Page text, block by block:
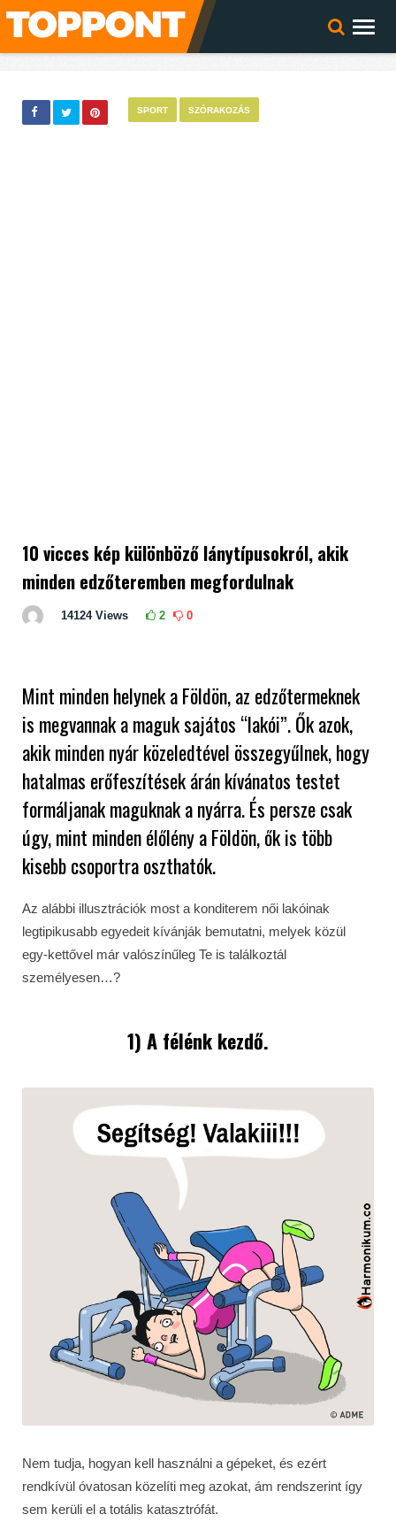
SPORT SZÓRAKOZÁS
10 vicces kép különböző lánytípusokról, akik
minden edzőteremben megfordulnak
14124 Views 2 0
Mint minden helynek a Földön, az edzőtermeknek
is megvannak a maguk sajátos “lakói”. Ők azok,
akik minden nyár közeledtével összegyűlnek, hogy
hatalmas erőfeszítések árán kívánatos testet
formáljanak maguknak a nyárra. És persze csak
úgy, mint minden élőlény a Földön, ők is több
kisebb csoportra oszthatók.
Az alábbi illusztrációk most a konditerem női lakóinak
legtipikusabb egyedeit kívánják bemutatni, melyek közül
egy-kettővel már valószínűleg Te is találkoztál
személyesen…?
1) A félénk kezdő.
Nem tudja, hogyan kell használni a gépeket, és ezért
rendkívül óvatosan közelíti meg azokat, ám rendszerint így
sem kerüli el a totális katasztrófát.